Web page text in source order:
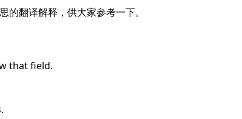
翻译解释，供大家参考一下。
that field.